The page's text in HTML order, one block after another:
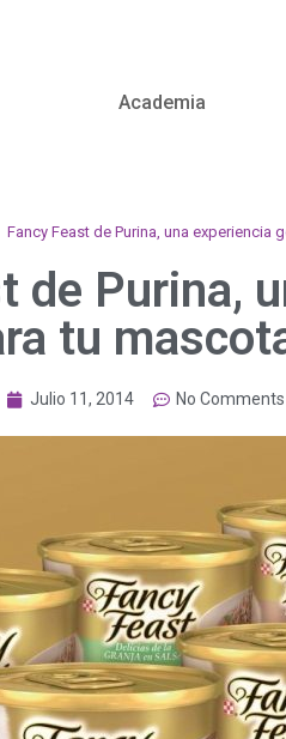
Academia
Fancy Feast de Purina, una experiencia
de Purina,
tu
Julio 11, 2014 No Comments